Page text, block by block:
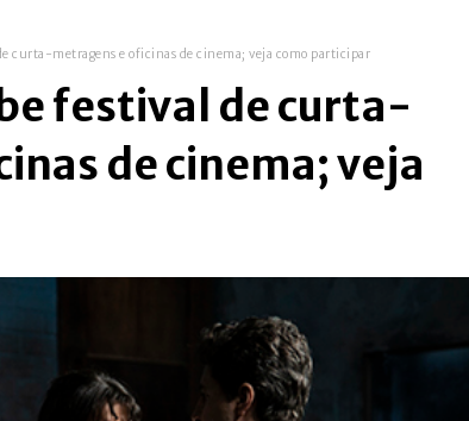
curta-metragens e oficinas de cinema; veja como participar
festival de curta-
de cinema; veja